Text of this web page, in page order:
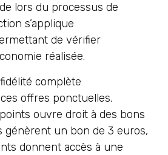
lors du processus de
s’applique
de vérifier
réalisée.
complète
offres ponctuelles.
ouvre droit à des bons
génèrent un bon de 3 euros,
donnent accès à une